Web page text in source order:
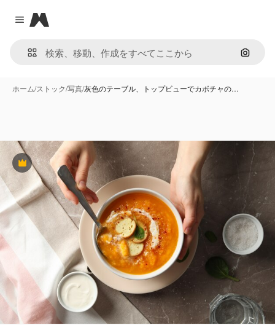
Close menu
Magnific
画像で
ホーム/ストック/写真/灰色のテーブル、トップビューでカボチャの…
Premium